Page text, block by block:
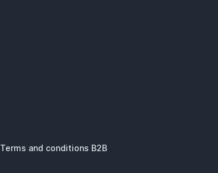
Terms and conditions B2B